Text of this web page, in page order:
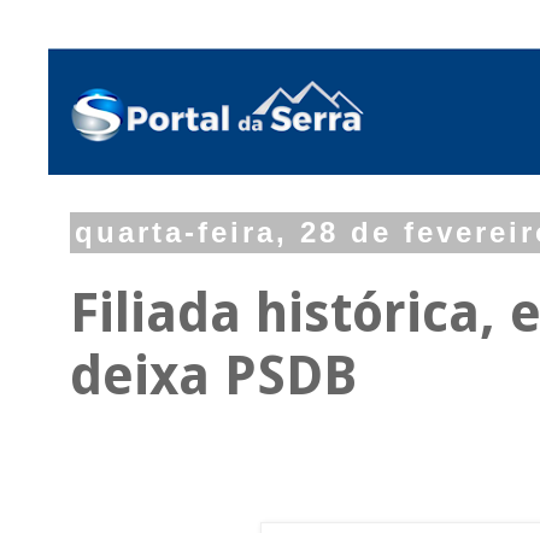
quarta-feira, 28 de
Filiada histórica,
deixa PSDB